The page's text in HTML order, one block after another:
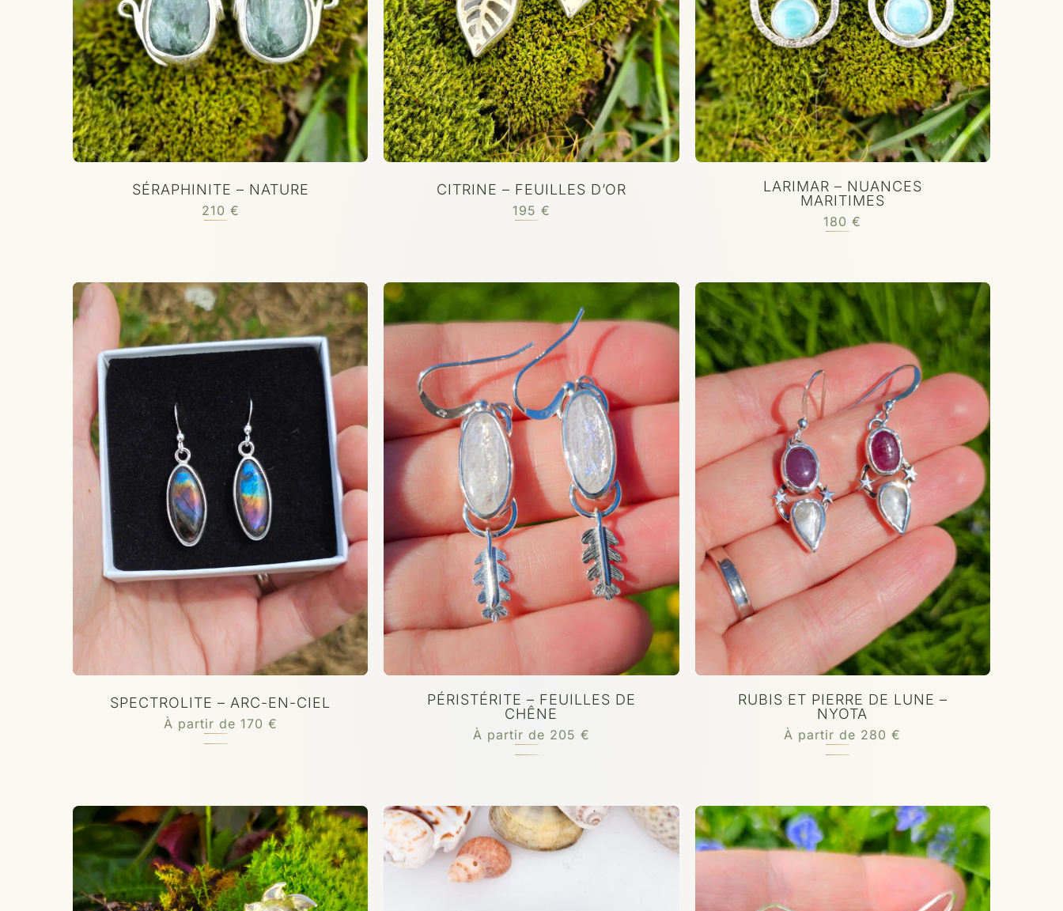
SÉRAPHINITE – NATURE
210 €
CITRINE – FEUILLES D’OR
195 €
LARIMAR – NUANCES
MARITIMES
180€
SPECTROLITE – ARC-EN-CIEL
À partir de 170 €
PÉRISTÉRITE – FEUILLES DE
CHÊNE
À partir de 205 €
RUBIS ET PIERRE DE LUNE –
NYOTA
À partir de 280€